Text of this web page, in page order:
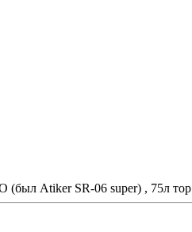
(был Atiker SR-06 super) , 75л тор